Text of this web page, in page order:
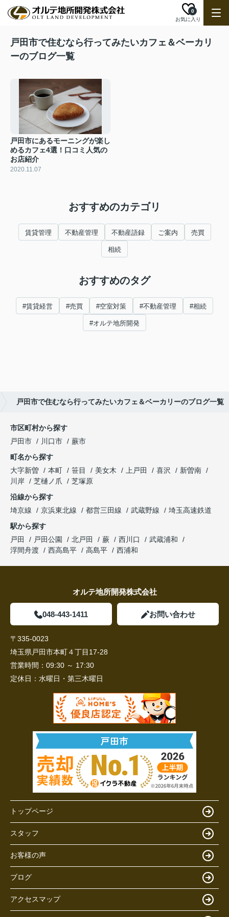
お気に入り
0
戸田市で住むなら行ってみたいカフェ＆ベーカリ
ーのブログ一覧
戸田市にあるモーニングが楽し
めるカフェ4選！口コミ人気の
お店紹介
2020.11.07
おすすめのカテゴリ
賃貸管理 不動産管理 不動産語録 ご案内 売買
相続
おすすめのタグ
#賃貸経営 #売買 #空室対策 #不動産管理 #相続
#オルテ地所開発
戸田市で住むなら行ってみたいカフェ＆ベーカリーのブログ一覧
市区町村から探す
戸田市
川口市
蕨市
町名から探す
大字新曽
本町 笹目 美女木 上戸田 喜沢
新曽南
川岸
芝樋ノ爪
芝塚原
沿線から探す
埼京線
京浜東北線 都営三田線 武蔵野線
埼玉高速鉄道
駅から探す
戸田
戸田公園 北戸田 蕨 西川口
武蔵浦和
浮間舟渡
西高島平 高島平 西浦和
オルテ地所開発株式会社
048-443-1411 お問い合わせ
〒335-0023
埼玉県戸田市本町４丁目17-28
営業時間： 09:30 ～ 17:30
定休日： 水曜日・第三木曜日
トップページ
スタッフ
お客様の声
ブログ
アクセスマップ